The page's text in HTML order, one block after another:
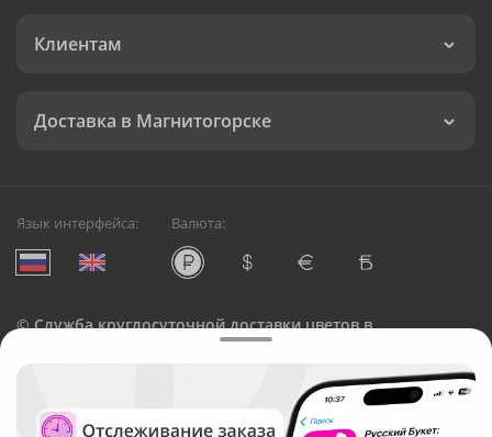
Клиентам
Доставка в Магнитогорске
Язык интерфейса: Валюта:
©Служба круглосуточной доставки цветов в
Русский Букет, 2026
Общество с ограниченной ответственностью «Технология»
ОГРН: 1195476081745, ИНН: 5410081997